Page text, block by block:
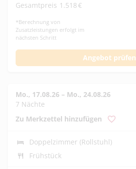
Gesamtpreis 1.518€
*Berechnung von
Zusatzleistungen erfolgt im
nächsten Schritt
Angebot prüfen
Mo., 17.08.26 – Mo., 24.08.26
7 Nächte
Zu Merkzettel hinzufügen
Doppelzimmer (Rollstuhl)
Frühstück